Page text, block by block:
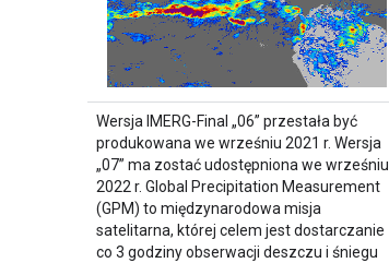
Wersja IMERG-Final „06” przestała być
produkowana we wrześniu 2021 r. Wersja
„07” ma zostać udostępniona we wrześniu
2022 r. Global Precipitation Measurement
(GPM) to międzynarodowa misja
satelitarna, której celem jest dostarczanie
co 3 godziny obserwacji deszczu i śniegu